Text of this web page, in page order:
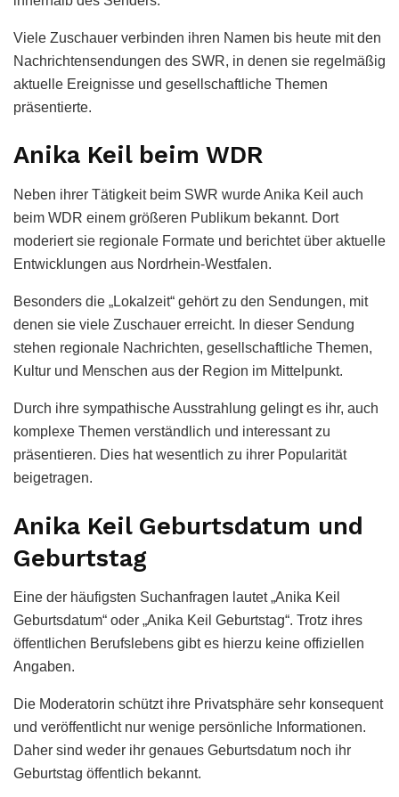
Viele Zuschauer verbinden ihren Namen bis heute mit den
Nachrichtensendungen des SWR, in denen sie regelmäßig
aktuelle Ereignisse und gesellschaftliche Themen
präsentierte.
Anika Keil beim WDR
Neben ihrer Tätigkeit beim SWR wurde Anika Keil auch
beim WDR einem größeren Publikum bekannt. Dort
moderiert sie regionale Formate und berichtet über aktuelle
Entwicklungen aus Nordrhein-Westfalen.
Besonders die „Lokalzeit“ gehört zu den Sendungen, mit
denen sie viele Zuschauer erreicht. In dieser Sendung
stehen regionale Nachrichten, gesellschaftliche Themen,
Kultur und Menschen aus der Region im Mittelpunkt.
Durch ihre sympathische Ausstrahlung gelingt es ihr, auch
komplexe Themen verständlich und interessant zu
präsentieren. Dies hat wesentlich zu ihrer Popularität
beigetragen.
Anika Keil Geburtsdatum und
Geburtstag
Eine der häufigsten Suchanfragen lautet „Anika Keil
Geburtsdatum“ oder „Anika Keil Geburtstag“. Trotz ihres
öffentlichen Berufslebens gibt es hierzu keine offiziellen
Angaben.
Die Moderatorin schützt ihre Privatsphäre sehr konsequent
und veröffentlicht nur wenige persönliche Informationen.
Daher sind weder ihr genaues Geburtsdatum noch ihr
Geburtstag öffentlich bekannt.